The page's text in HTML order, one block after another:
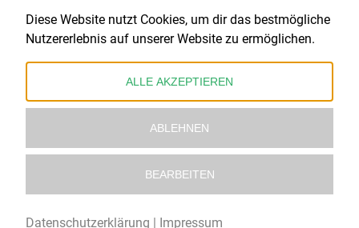
Gefördert durch:
Diese Website nutzt Cookies, um dir das bestmögliche
Nutzererlebnis auf unserer Website zu ermöglichen.
ALLE AKZEPTIEREN
ABLEHNEN
BEARBEITEN
Datenschutzerklärung | Impressum